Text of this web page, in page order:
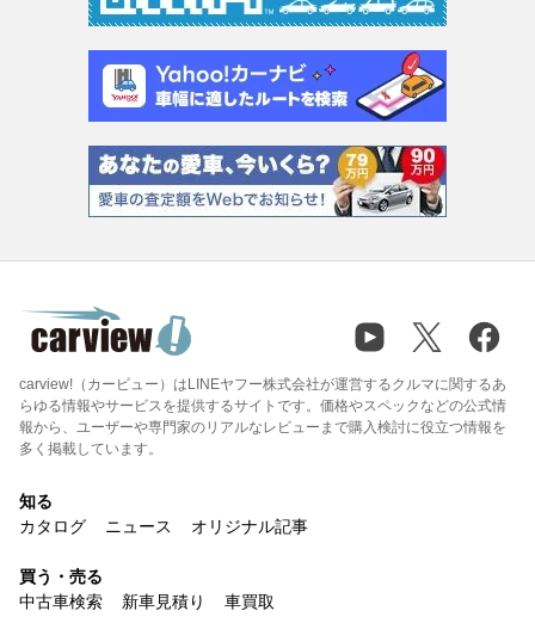
carview!（カービュー）はLINEヤフー株式会社が運営するクルマに関するあ
らゆる情報やサービスを提供するサイトです。価格やスペックなどの公式情
報から、ユーザーや専門家のリアルなレビューまで購入検討に役立つ情報を
多く掲載しています。
知る
カタログ
ニュース オリジナル記事
買う・売る
中古車検索
新車見積り 車買取